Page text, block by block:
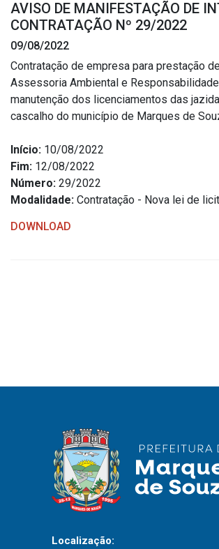
Estrutura Organizacional
Secretarias
Administração
Assistência Social
Educação, Cultura, Desporto e Turismo
Obras
Saúde
Publicações
Diário Oficial (Até 30/04)
AVISO DE MANIFESTAÇÃO DE
CONTRATAÇÃO Nº 29/2022
09/08/2022
Contratação de empresa para prestação
Assessoria Ambiental e
manutenção dos licenciamentos das
cascalho do município de Marques de
Início: 10/08/2022
Fim: 12/08/2022
Número: 29/2022
Modalidade: Contratação - Nova lei de
DOWNLOAD
Localização: